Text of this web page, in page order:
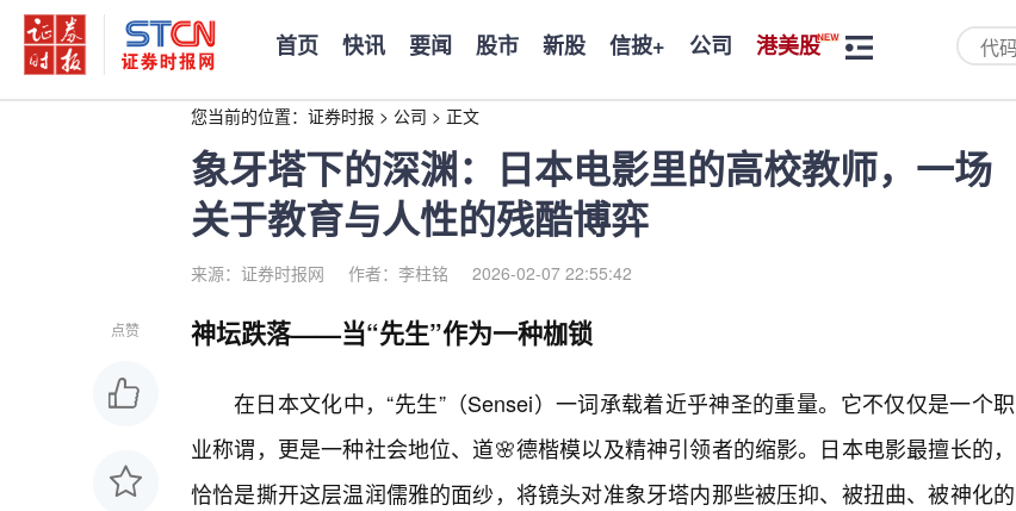
首页 快讯 要闻 股市 新股 信披+ 公司 港美股
您当前的位置： 证券时报 > 公司 > 正文
象牙塔下的深渊：日本电影里的高校教师，一场
关于教育与人性的残酷博弈
来源：证券时报网 作者：李柱铭 2026-02-07 22:55:42
点赞 神坛跌落——当“先生”作为一种枷锁
在日本文化中，“先生”（Sensei）一词承载着近乎神圣的重量。它不仅仅是一个职
业称谓，更是一种社会地位、道🌸德楷模以及精神引领者的缩影。日本电影最擅长的，
恰恰是撕开这层温润儒雅的面纱，将镜头对准象牙塔内那些被压抑、被扭曲、被神化的